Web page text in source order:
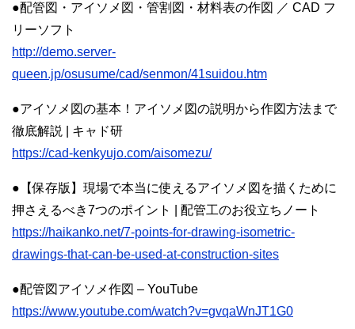
●配管図・アイソメ図・管割図・材料表の作図 ／ CAD フ
リーソフト
http://demo.server-
queen.jp/osusume/cad/senmon/41suidou.htm
●アイソメ図の基本！アイソメ図の説明から作図方法まで
徹底解説 | キャド研
https://cad-kenkyujo.com/aisomezu/
●【保存版】現場で本当に使えるアイソメ図を描くために
押さえるべき7つのポイント | 配管工のお役立ちノート
https://haikanko.net/7-points-for-drawing-isometric-
drawings-that-can-be-used-at-construction-sites
●配管図アイソメ作図 – YouTube
https://www.youtube.com/watch?v=gvqaWnJT1G0